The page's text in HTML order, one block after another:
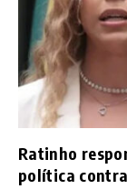
Ratinho
política